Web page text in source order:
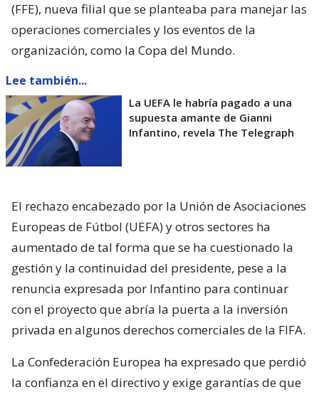
(FFE), nueva filial que se planteaba para manejar las
operaciones comerciales y los eventos de la
organización, como la Copa del Mundo.
Lee también...
La UEFA le habría pagado a una
supuesta amante de Gianni
Infantino, revela The Telegraph
El rechazo encabezado por la Unión de Asociaciones
Europeas de Fútbol (UEFA) y otros sectores ha
aumentado de tal forma que se ha cuestionado la
gestión y la continuidad del presidente, pese a la
renuncia expresada por Infantino para continuar
con el proyecto que abría la puerta a la inversión
privada en algunos derechos comerciales de la FIFA.
La Confederación Europea ha expresado que perdió
la confianza en el directivo y exige garantías de que